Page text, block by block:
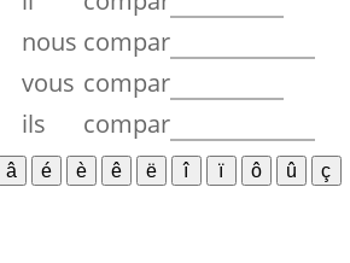
nous compar
vous compar
ils
compar